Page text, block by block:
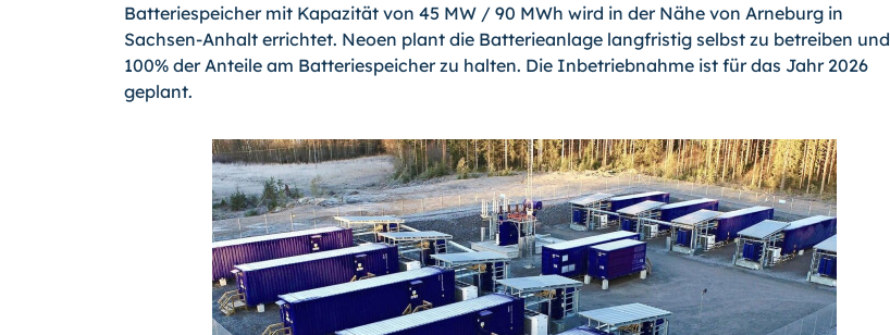
Batteriespeicher mit Kapazität von 45 MW / 90 MWh wird in der Nähe von Arneburg in
Sachsen-Anhalt errichtet. Neoen plant die Batterieanlage langfristig selbst zu betreiben und
100% der Anteile am Batteriespeicher zu halten. Die Inbetriebnahme ist für das Jahr 2026
geplant.